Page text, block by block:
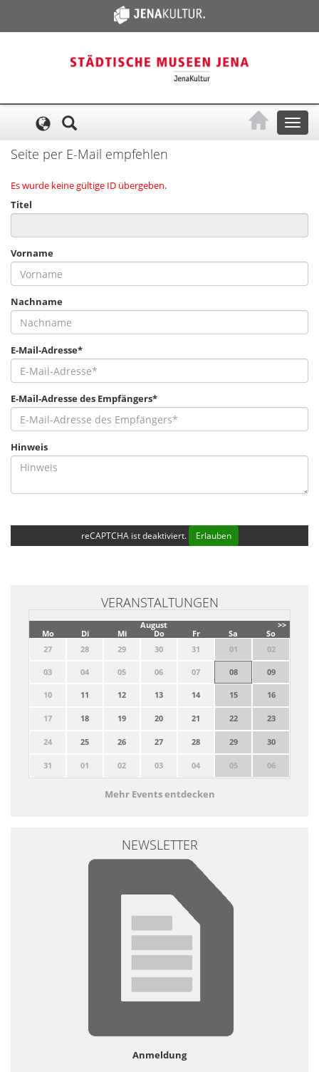
Toggle
Seite per E-Mail empfehlen
Es wurde keine gültige ID übergeben.
Titel
Vorname
Nachname
E-Mail-Adresse*
E-Mail-Adresse des Empfängers*
Hinweis
reCAPTCHA ist deaktiviert. Erlauben
VERANSTALTUNGEN
>>
August
Mo
Di Mi Do Fr Sa
So
27
28 29 30 31 01 02
03 04 05 06 07 08 09
10 11 12 13 14 15 16
17 18 19 20 21 22 23
24 25 26 27 28 29 30
31 01 02 03 04 05 06
Mehr Events entdecken
NEWSLETTER
Anmeldung